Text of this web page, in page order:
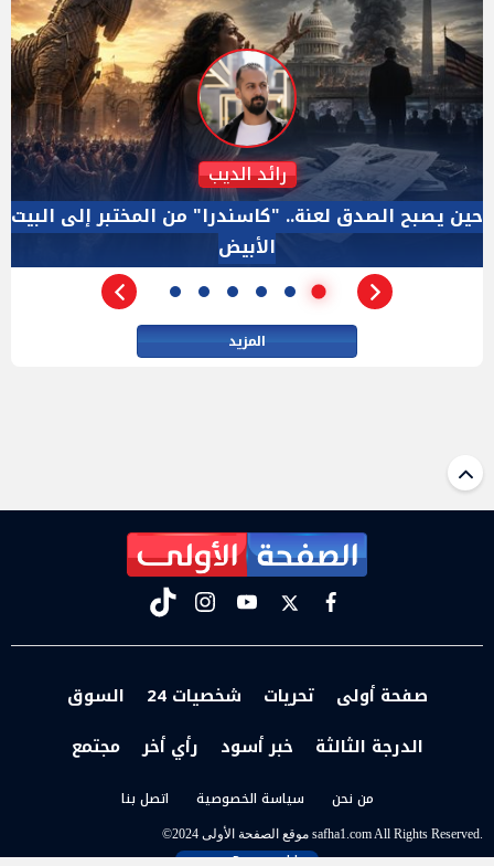
دكتور نزيه الحكيم
الإجازة البرلمانية ليست إجازة من الرقابة.. والسؤال ليس
الأداة الوحيده بعد فض الانعقاد
المزيد
facebook
twitter
youtube
instagram
tiktok
صفحة أولى تحريات شخصيات 24
السوق
الدرجة الثالثة
خبر أسود رأي أخر مجتمع
من نحن سياسة الخصوصية اتصل بنا
©2024 موقع الصفحة الأولى safha1.com All Rights Reserved.